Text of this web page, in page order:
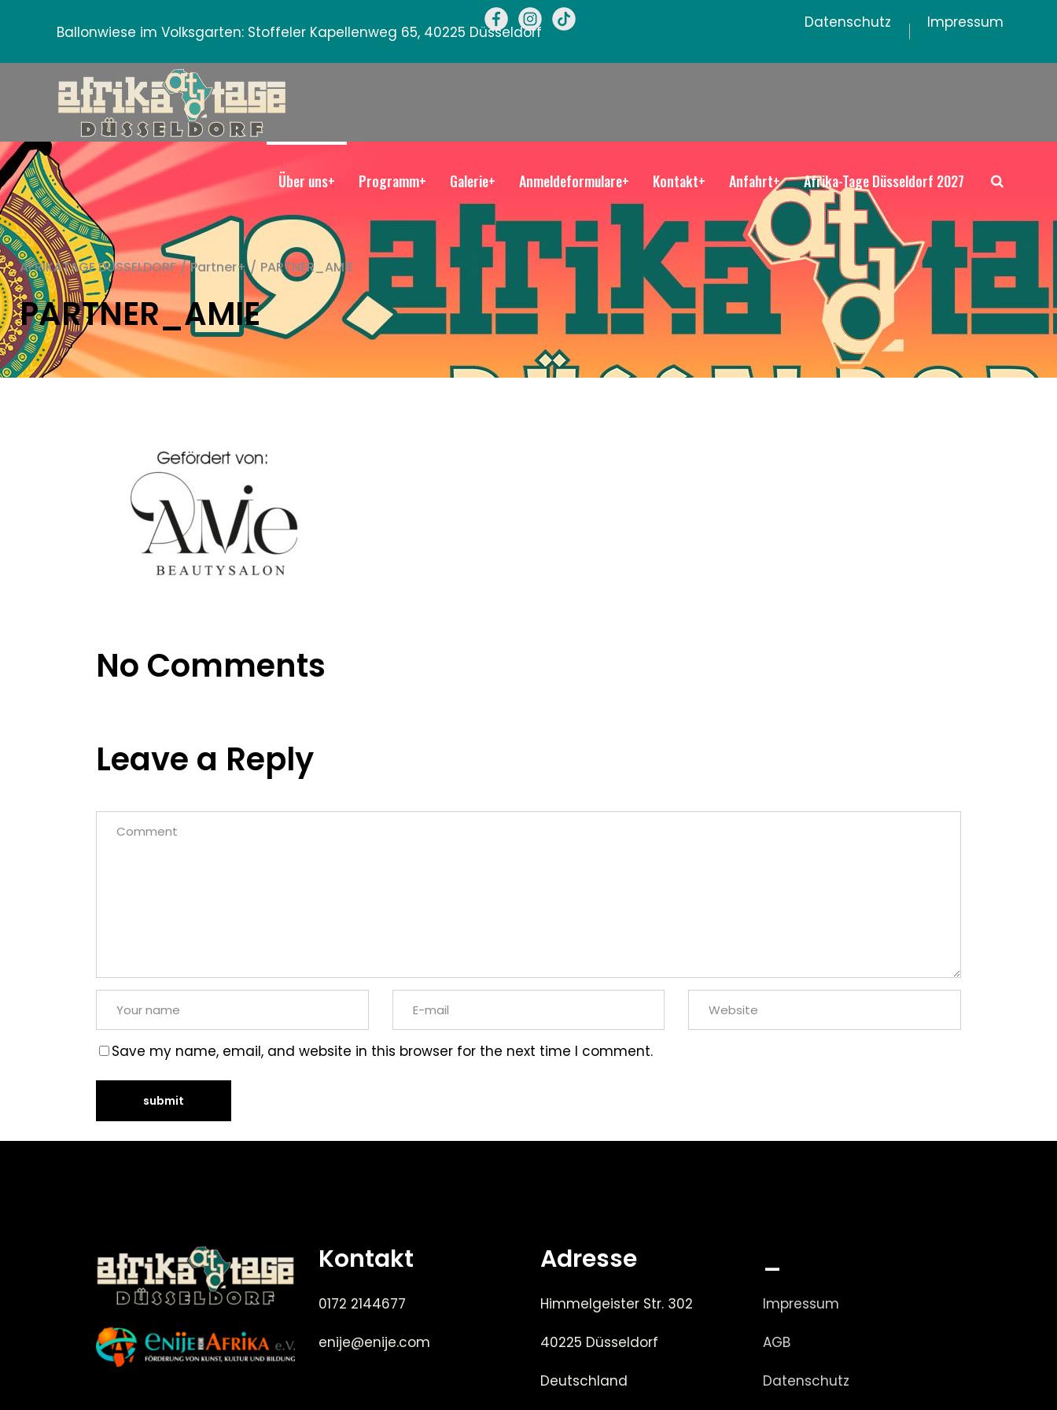
Ballonwiese im Volksgarten: Stoffeler Kapellenweg 65, 40225 Düsseldorf
Datenschutz Impressum
Über uns+ Programm+ Galerie+ Anmeldeformulare+ Kontakt+ Anfahrt+ Afrika-Tage Düsseldorf 2027
AFRIKATAGE DÜSSELDORF / Partner+ / PARTNER_AMIE
PARTNER_AMIE
No Comments
Leave a Reply
Save my name, email, and website in this browser for the next time I comment.
Kontakt
0172 2144677
enije@enije.com
Adresse
Himmelgeister Str. 302
40225 Düsseldorf
Deutschland
_
Impressum
AGB
Datenschutz